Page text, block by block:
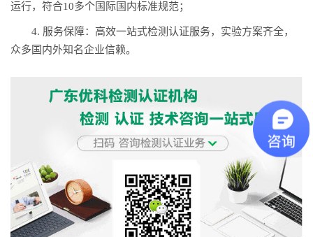
运行，符合10多个国际国内标准规范；
4. 服务保障：高效一站式检测认证服务，实验方案齐全，
众多国内外知名企业信赖。